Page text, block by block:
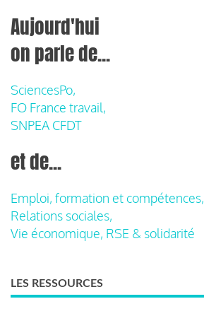
Aujourd'hui
on parle de...
SciencesPo,
FO France travail,
SNPEA CFDT
et de...
Emploi, formation et compétences,
Relations sociales,
Vie économique, RSE & solidarité
LES RESSOURCES